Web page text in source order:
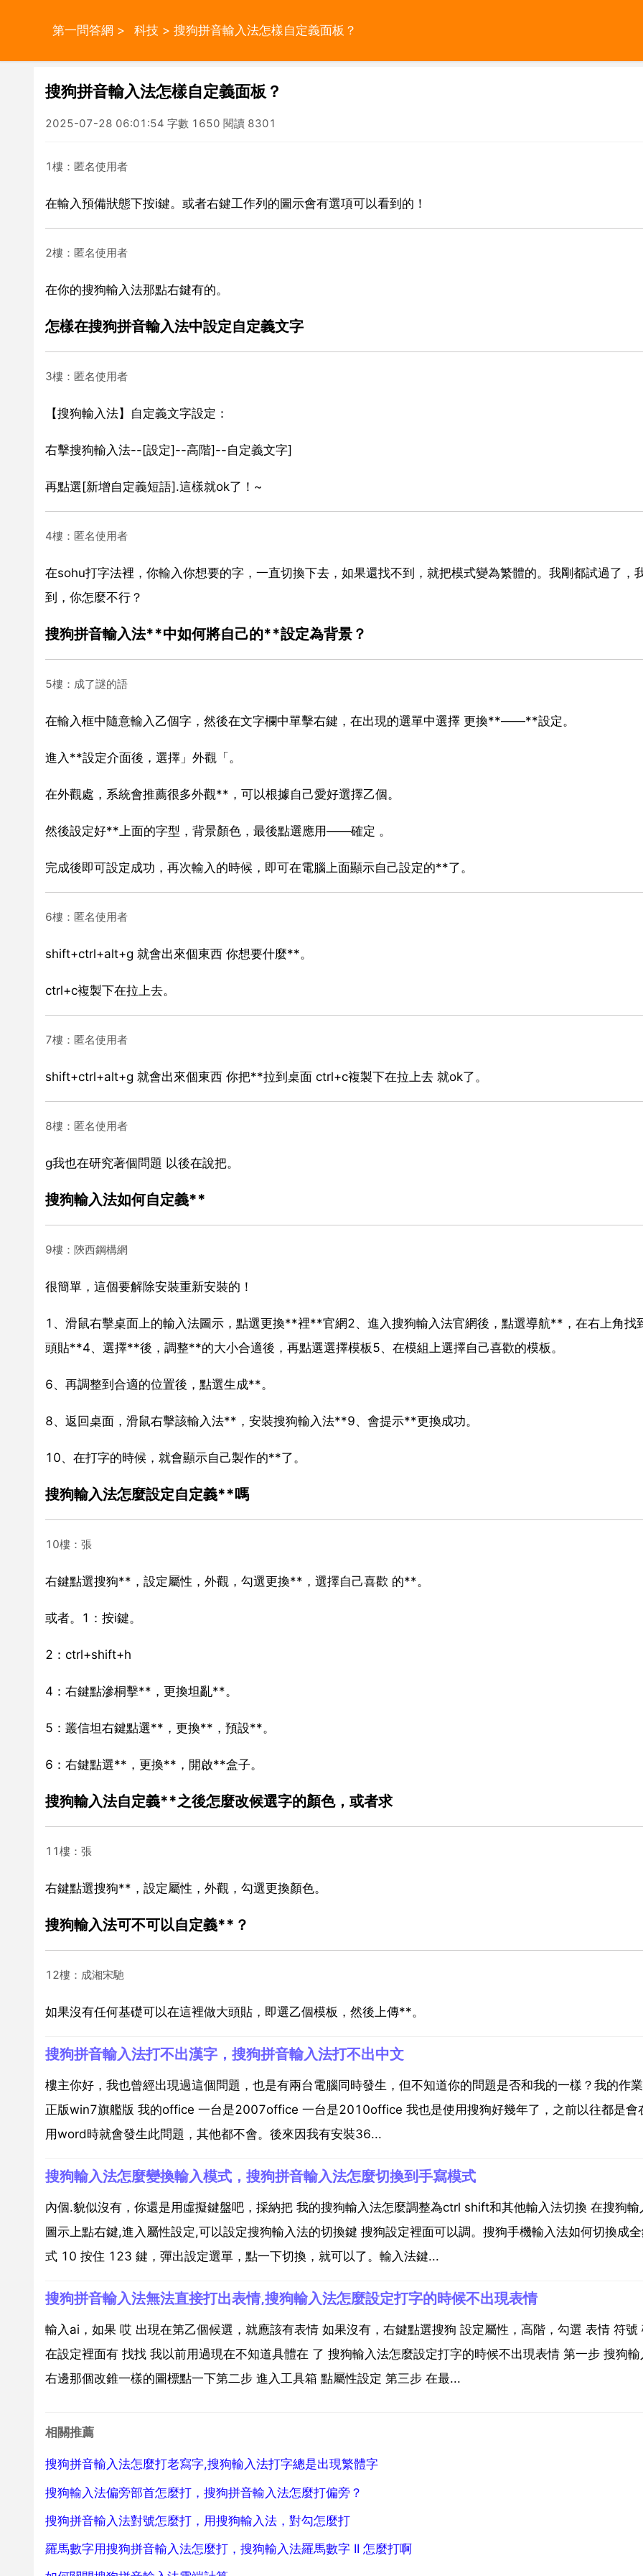
第一問答網 > 科技 > 搜狗拼音輸入法怎樣自定義面板？
搜狗拼音輸入法怎樣自定義面板？
2025-07-28 06:01:54 字數 1650 閱讀 8301
1樓：匿名使用者
在輸入預備狀態下按i鍵。或者右鍵工作列的圖示會有選項可以看到的！
2樓：匿名使用者
在你的搜狗輸入法那點右鍵有的。
怎樣在搜狗拼音輸入法中設定自定義文字
3樓：匿名使用者
【搜狗輸入法】自定義文字設定：
右擊搜狗輸入法--[設定]--高階]--自定義文字]
再點選[新增自定義短語].這樣就ok了！~
4樓：匿名使用者
在sohu打字法裡，你輸入你想要的字，一直切換下去，如果還找不到，就把模式變為繁體的。我剛都試過了，
到，你怎麼不行？
搜狗拼音輸入法**中如何將自己的**設定為背景？
5樓：成了謎的語
在輸入框中隨意輸入乙個字，然後在文字欄中單擊右鍵，在出現的選單中選擇 更換**——**設定。
進入**設定介面後，選擇」外觀「。
在外觀處，系統會推薦很多外觀**，可以根據自己愛好選擇乙個。
然後設定好**上面的字型，背景顏色，最後點選應用——確定 。
完成後即可設定成功，再次輸入的時候，即可在電腦上面顯示自己設定的**了。
6樓：匿名使用者
shift+ctrl+alt+g 就會出來個東西 你想要什麼**。
ctrl+c複製下在拉上去。
7樓：匿名使用者
shift+ctrl+alt+g 就會出來個東西 你把**拉到桌面 ctrl+c複製下在拉上去 就ok了。
8樓：匿名使用者
g我也在研究著個問題 以後在說把。
搜狗輸入法如何自定義**
9樓：陝西鋼構網
很簡單，這個要解除安裝重新安裝的！
1、滑鼠右擊桌面上的輸入法圖示，點選更換**裡**官網2、進入搜狗輸入法官網後，點選導航**，在右上角找
頭貼**4、選擇**後，調整**的大小合適後，再點選選擇模板5、在模組上選擇自己喜歡的模板。
6、再調整到合適的位置後，點選生成**。
8、返回桌面，滑鼠右擊該輸入法**，安裝搜狗輸入法**9、會提示**更換成功。
10、在打字的時候，就會顯示自己製作的**了。
搜狗輸入法怎麼設定自定義**嗎
10樓：張
右鍵點選搜狗**，設定屬性，外觀，勾選更換**，選擇自己喜歡 的**。
或者。1：按i鍵。
2：ctrl+shift+h
4：右鍵點滲桐擊**，更換坦亂**。
5：叢信坦右鍵點選**，更換**，預設**。
6：右鍵點選**，更換**，開啟**盒子。
搜狗輸入法自定義**之後怎麼改候選字的顏色，或者求
11樓：張
右鍵點選搜狗**，設定屬性，外觀，勾選更換顏色。
搜狗輸入法可不可以自定義**？
12樓：成湘宋馳
如果沒有任何基礎可以在這裡做大頭貼，即選乙個模板，然後上傳**。
搜狗拼音輸入法打不出漢字，搜狗拼音輸入法打不出中文
樓主你好，我也曾經出現過這個問題，也是有兩台電腦同時發生，但不知道你的問題是否和我的一樣？我的作
正版win7旗艦版 我的office 一台是2007office 一台是2010office 我也是使用搜狗好幾年了，之前以往都是會
用word時就會發生此問題，其他都不會。後來因我有安裝36...
搜狗輸入法怎麼變換輸入模式，搜狗拼音輸入法怎麼切換到手寫模式
內個.貌似沒有，你還是用虛擬鍵盤吧，採納把 我的搜狗輸入法怎麼調整為ctrl shift和其他輸入法切換 在搜狗輸
圖示上點右鍵,進入屬性設定,可以設定搜狗輸入法的切換鍵 搜狗設定裡面可以調。搜狗手機輸入法如何切換成
式 10 按住 123 鍵，彈出設定選單，點一下切換，就可以了。輸入法鍵...
搜狗拼音輸入法無法直接打出表情,搜狗輸入法怎麼設定打字的時候不出現表情
輸入ai，如果 哎 出現在第乙個候選，就應該有表情 如果沒有，右鍵點選搜狗 設定屬性，高階，勾選 表情 符號
在設定裡面有 找找 我以前用過現在不知道具體在 了 搜狗輸入法怎麼設定打字的時候不出現表情 第一步 搜狗
右邊那個改錐一樣的圖標點一下第二步 進入工具箱 點屬性設定 第三步 在最...
相關推薦
搜狗拼音輸入法怎麼打老寫字,搜狗輸入法打字總是出現繁體字
搜狗輸入法偏旁部首怎麼打，搜狗拼音輸入法怎麼打偏旁？
搜狗拼音輸入法對號怎麼打，用搜狗輸入法，對勾怎麼打
羅馬數字用搜狗拼音輸入法怎麼打，搜狗輸入法羅馬數字 II 怎麼打啊